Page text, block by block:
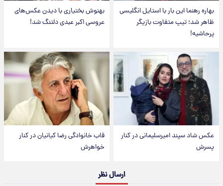
بهاره رهنما این بار با استایل انگلیسی
ظاهر شد؛ تیپ متفاوت بازیگر
پرحاشیه!
بهنوش بختیاری با دیدن عکس‌های
عروسی اکبر عبدی دلتنگ شد!
عکس شاد سپند امیرسلیمانی در کنار
پسرش
قاب خانوادگی رضا کیانیان در کنار
خواهرش
ارسال نظر